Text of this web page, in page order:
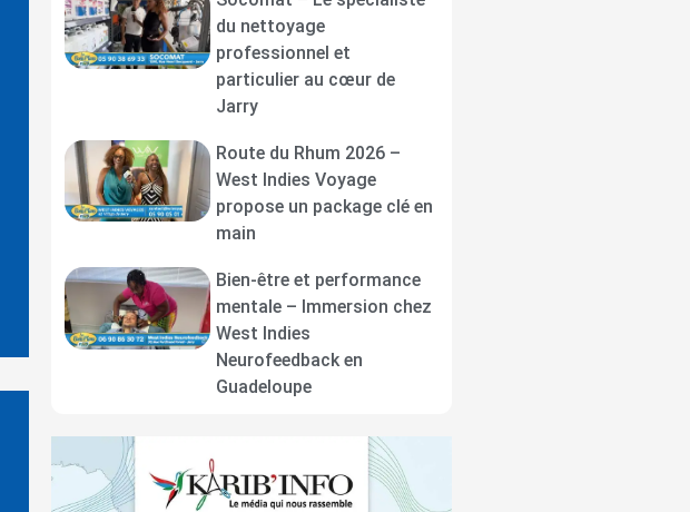
du nettoyage
professionnel et
particulier au cœur de
Jarry
Route du Rhum 2026 –
West Indies Voyage
propose un package clé en
main
Bien-être et performance
mentale – Immersion chez
West Indies
Neurofeedback en
Guadeloupe